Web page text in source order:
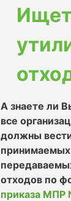
А знаете ли
все
должны
отходов по
приказа МПР